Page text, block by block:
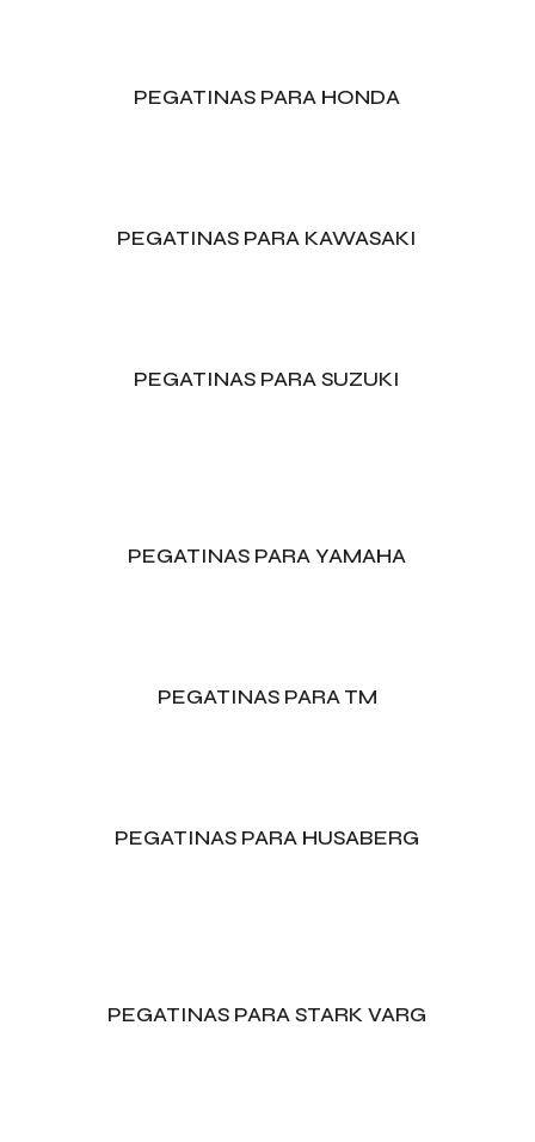
PEGATINAS PARA HONDA
PEGATINAS PARA KAWASAKI
PEGATINAS PARA SUZUKI
PEGATINAS PARA YAMAHA
PEGATINAS PARA TM
PEGATINAS PARA HUSABERG
PEGATINAS PARA STARK VARG